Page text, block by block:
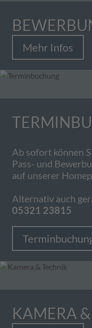
Mehr Infos
Ab sofort können
Pass- und
auf unserer
Alternativ auch
05321 23815
KAMERA